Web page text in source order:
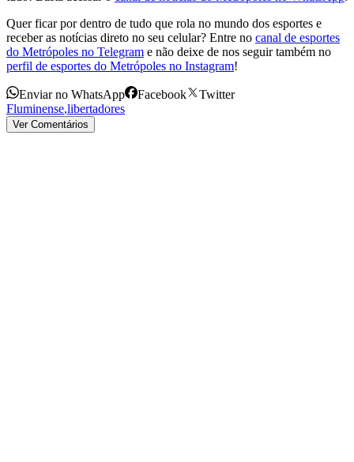
Quer ficar por dentro de tudo que rola no mundo dos esportes e
receber as notícias direto no seu celular? Entre no canal de esportes
do Metrópoles no Telegram e não deixe de nos seguir também no
perfil de esportes do Metrópoles no Instagram!
Enviar no WhatsApp Facebook
Twitter
Fluminense,libertadores
Ver Comentários